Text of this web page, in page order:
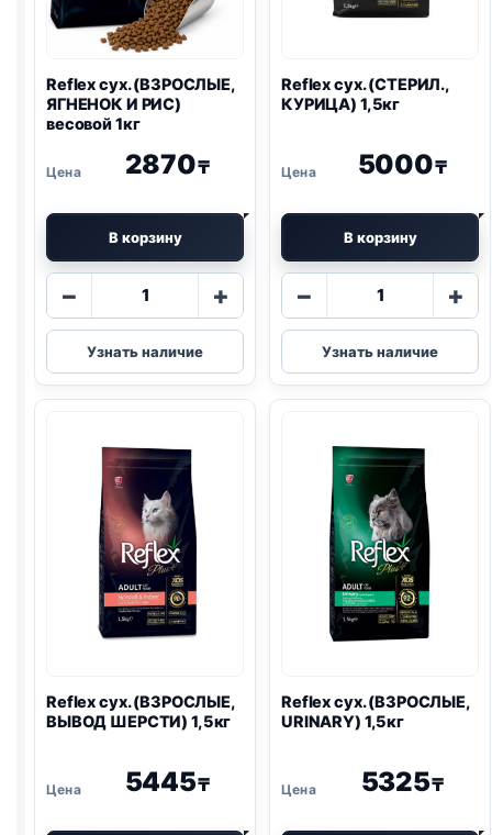
Reflex сух. (ВЗРОСЛЫЕ,
ЯГНЕНОК И РИС)
весовой 1кг
2870₸
В корзину
−
Количество
Reflex
сух.
(ВЗРОСЛЫЕ,
РИС)
весовой
1кг
+
Узнать наличие
Reflex сух. (СТЕРИЛ.,
КУРИЦА) 1,5кг
5000₸
В корзину
−
Количество
Reflex
сух.
(СТЕРИЛ.,
+
Узнать наличие
Reflex сух. (ВЗРОСЛЫЕ,
ВЫВОД ШЕРСТИ) 1,5кг
5445₸
Reflex сух. (ВЗРОСЛЫЕ,
URINARY) 1,5кг
5325₸